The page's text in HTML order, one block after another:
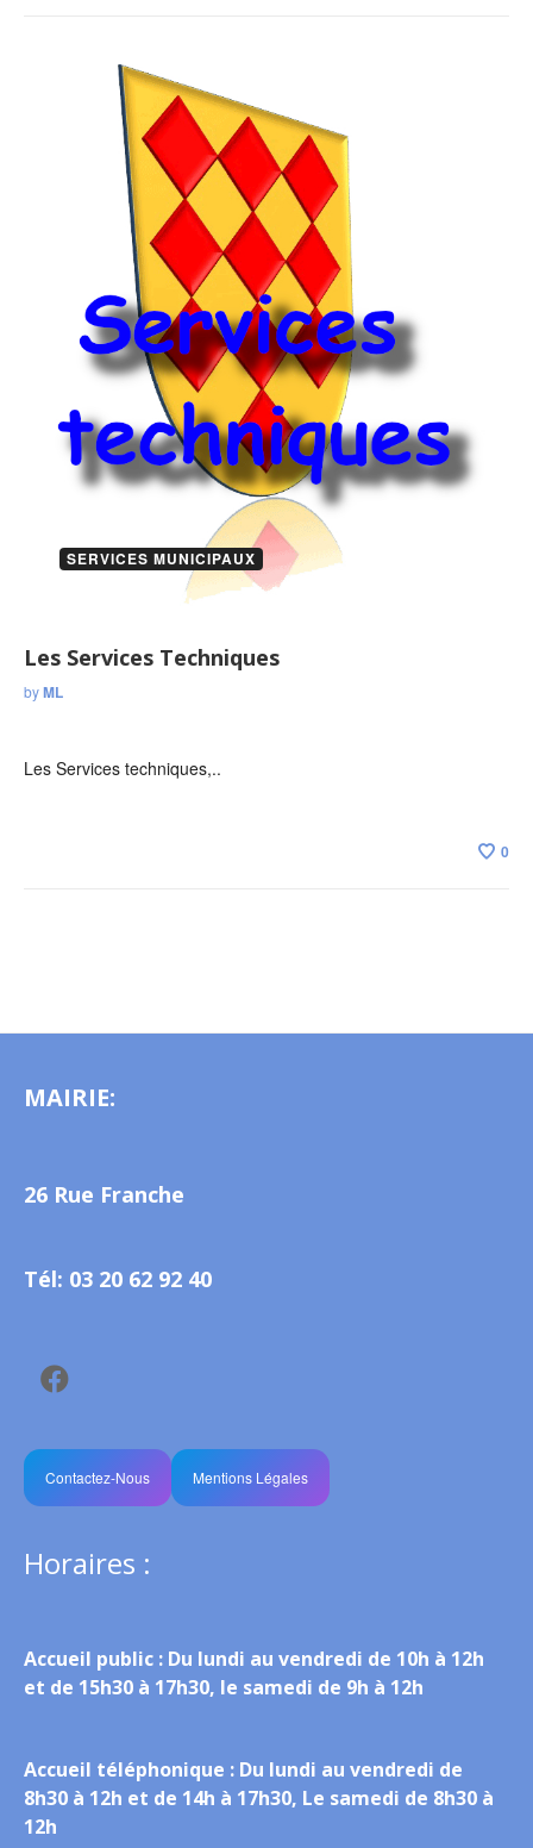
SERVICES MUNICIPAUX
Les Services Techniques
byML
Les Services techniques,..
0
MAIRIE:
26 Rue Franche
Tél: 03 20 62 92 40
Contactez-Nous Mentions Légales
Horaires :
Accueil public : Du lundi au vendredi de 10h à 12h
et de 15h30 à 17h30, le samedi de 9h à 12h
Accueil téléphonique : Du lundi au vendredi de
8h30 à 12h et de 14h à 17h30, Le samedi de 8h30 à
12h